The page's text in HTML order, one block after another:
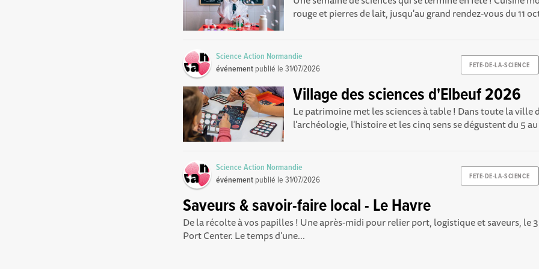
rouge et pierres de lait, jusqu'au grand rendez-vous du 11
FETE-DE-LA-SCIENCE
Science Action Normandie
événement publié le31/07/2026
Village des sciences d'Elbeuf 2026
Le patrimoine met les sciences à table ! Dans toute la ville
l'archéologie, l'histoire et les cinq sens se dégustent du 5
FETE-DE-LA-SCIENCE
Science Action Normandie
événement publié le31/07/2026
Saveurs & savoir-faire local - Le Havre
De la récolte à vos papilles ! Une après-midi pour relier port, logistique et saveurs, le
Port Center. Le temps d'une...